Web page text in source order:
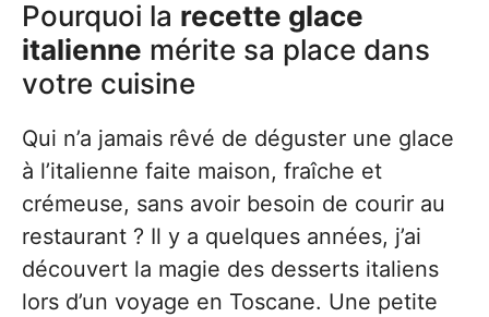
Pourquoi la recette glace
italienne mérite sa place dans
votre cuisine
Qui n’a jamais rêvé de déguster une glace
à l’italienne faite maison, fraîche et
crémeuse, sans avoir besoin de courir au
restaurant ? Il y a quelques années, j’ai
découvert la magie des desserts italiens
lors d’un voyage en Toscane. Une petite